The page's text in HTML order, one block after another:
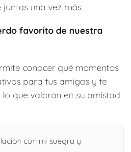
una vez más.
favorito de nuestra
conocer qué momentos
para tus amigas y te
que valoran en su amistad
con mi suegra y